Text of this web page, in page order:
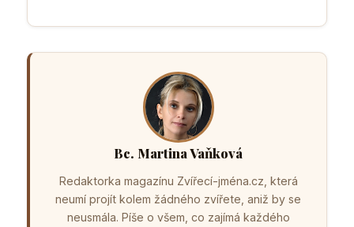
Bc. Martina Vaňková
Redaktorka magazínu Zvířecí-jména.cz, která
neumí projít kolem žádného zvířete, aniž by se
neusmála. Píše o všem, co zajímá každého